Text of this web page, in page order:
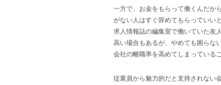
一方で、お金をもらって働くんだか
がない人はすぐ辞めてもらっていい
求人情報誌の編集室で働いていた友
高い場合もあるが、やめても困らな
会社の離職率を高めてしまっている
従業員から魅力的だと支持されない